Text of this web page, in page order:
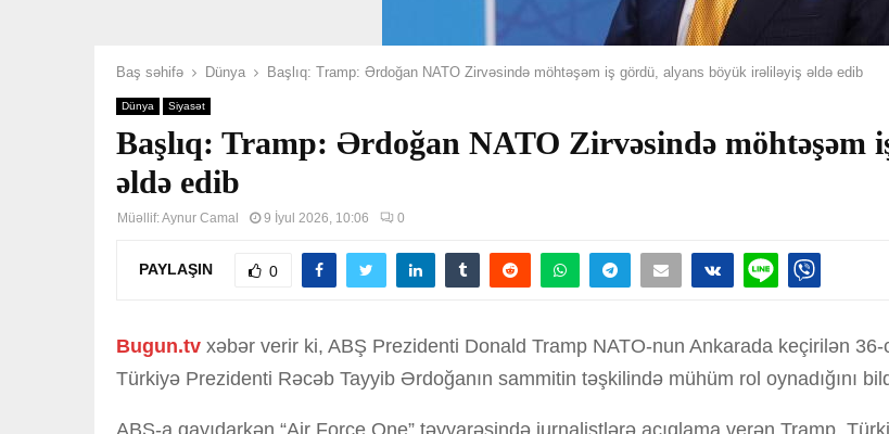
Baş səhifə Dünya Başlıq: Tramp: Ərdoğan NATO Zirvəsində möhtəşəm iş gördü, alyans böyük irəliləyiş əldə edib
Dünya Siyasət
Başlıq: Tramp: Ərdoğan NATO Zirvəsində möhtəşəm
əldə edib
Müəllif:Aynur Camal 9 İyul 2026, 10:06 0
PAYLAŞIN 0
Bugun.tv xəbər verir ki, ABŞ Prezidenti Donald Tramp NATO-nun Ankarada keçirilən
Türkiyə Prezidenti Rəcəb Tayyib Ərdoğanın sammitin təşkilində mühüm rol oynadığını
ABŞ-a qayıdarkən “Air Force One” təyyarəsində jurnalistlərə açıqlama verən Tramp,